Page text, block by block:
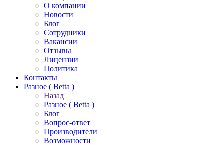
О компании
Новости
Блог
Сотрудники
Вакансии
Отзывы
Лицензии
Политика
Контакты
Разное ( Betta )
Назад
Разное ( Betta )
Блог
Вопрос-ответ
Производители
Возможности